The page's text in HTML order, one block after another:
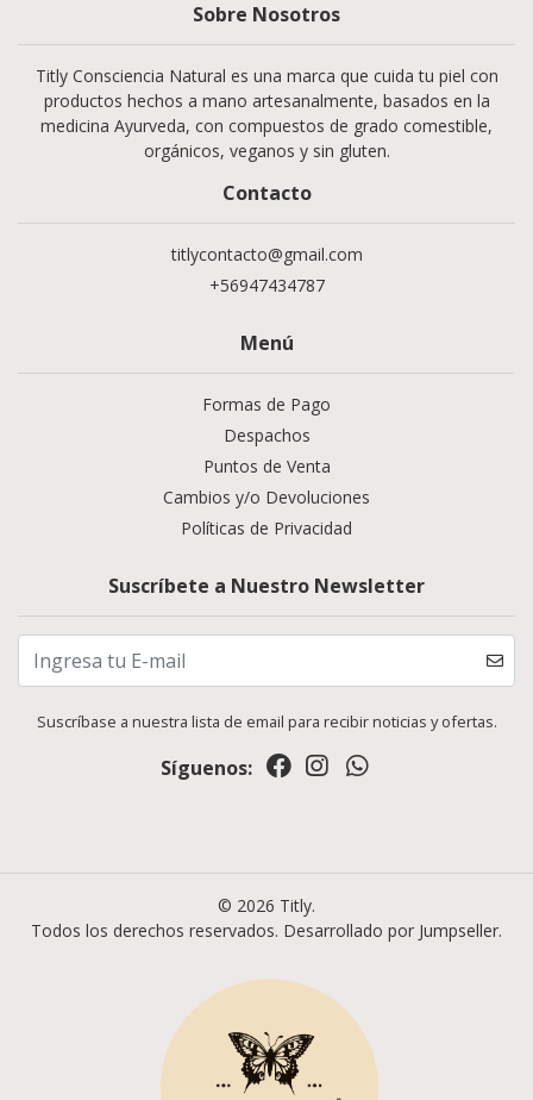
Sobre Nosotros
Titly Consciencia Natural es una marca que cuida tu piel con
productos hechos a mano artesanalmente, basados en la
medicina Ayurveda, con compuestos de grado comestible,
orgánicos, veganos y sin gluten.
Contacto
titlycontacto@gmail.com
+56947434787
Menú
Formas de Pago
Despachos
Puntos de Venta
Cambios y/o Devoluciones
Políticas de Privacidad
Suscríbete a Nuestro Newsletter
Suscríbase a nuestra lista de email para recibir noticias y ofertas.
Síguenos:
© 2026 Titly.
Todos los derechos reservados. Desarrollado por Jumpseller.